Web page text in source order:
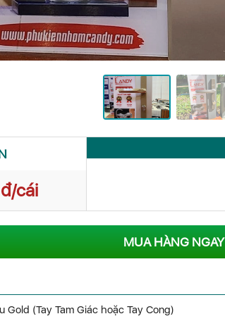
cái
MUA HÀNG NGAY
Gold (Tay Tam Giác hoặc Tay Cong)